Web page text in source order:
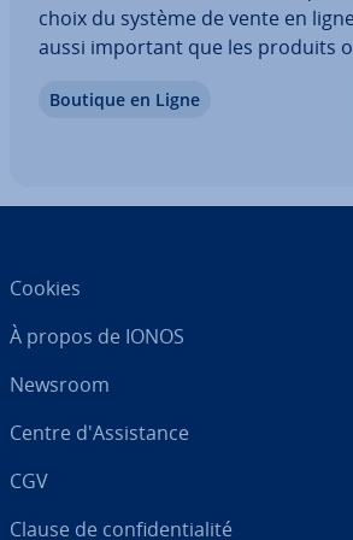
choix du système de vente en
aussi important que les produits
la hauteur, la vente en ligne peut
Boutique en Ligne
Cookies
À propos de IONOS
Newsroom
Centre d'As­sis­tance
CGV
Clause de con­fi­den­tia­lité